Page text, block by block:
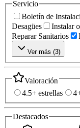
Servicio
Boletín de
Desagües
Instalar
Reparar Sanitarios
Ver más (3)
Valoración
4.5+ estrellas
Destacados